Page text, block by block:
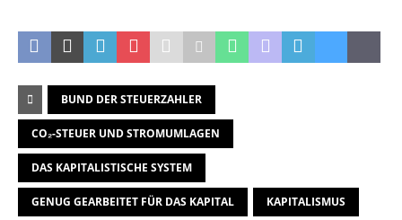
BUND DER STEUERZAHLER
CO₂-STEUER UND STROMUMLAGEN
DAS KAPITALISTISCHE SYSTEM
GENUG GEARBEITET FÜR DAS KAPITAL KAPITALISMUS